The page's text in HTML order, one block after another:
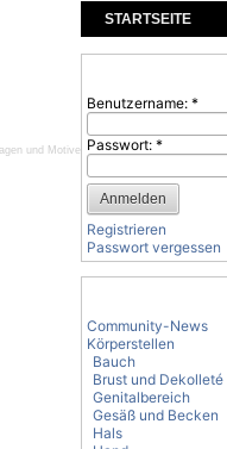
und Motive
STARTSEITE
KOMMENTARE
Benutzername: *
Passwort: *
Registrieren
Passwort vergessen
Community-News
Körperstellen
Bauch
Brust und Dekolleté
Genitalbereich
Gesäß und Becken
Hals